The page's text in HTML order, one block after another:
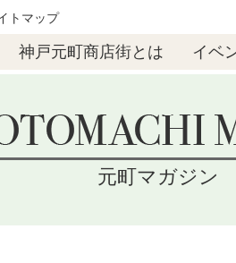
トマップ
神戸元町商店街とは イベ
元町マガジン